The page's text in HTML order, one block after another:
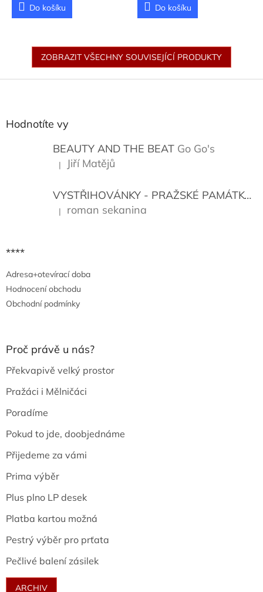
Do košíku Do košíku
ZOBRAZIT VŠECHNY SOUVISEJÍCÍ PRODUKTY
Hodnotíte vy
BEAUTY AND THE BEAT Go Go's
Hodnocení produktu je 5 z 5 hvězdiček.
| Jiří Matějů
VYSTŘIHOVÁNKY - PRAŽSKÉ PAMÁTKY
Hodnocení produktu je 5 z 5 hvězdiček.
| roman sekanina
****
Adresa+otevírací doba
Hodnocení obchodu
Obchodní podmínky
Proč právě u nás?
Překvapivě velký prostor
Pražáci i Mělničáci
Poradíme
Pokud to jde, doobjednáme
Přijedeme za vámi
Prima výběr
Plus plno LP desek
Platba kartou možná
Pestrý výběr pro prťata
Pečlivé balení zásilek
ARCHIV